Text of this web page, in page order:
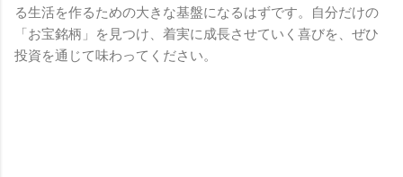
る生活を作るための大きな基盤になるはずです。自分だけの
「お宝銘柄」を見つけ、着実に成長させていく喜びを、ぜひ
投資を通じて味わってください。